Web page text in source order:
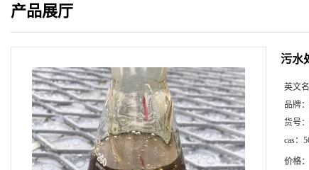
产品展厅
污水
英文名
品牌：
货号：
cas：
价格：